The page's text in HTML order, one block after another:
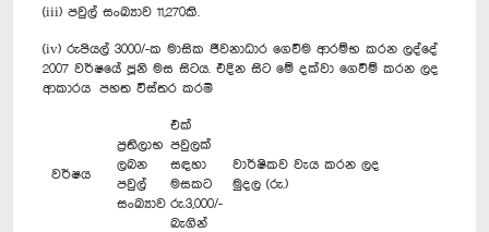
(iii) පවුල් සංඛ්‍යාව 11,270කි.
(iv) රුපියල් 3000/-ක මාසික ජීවනාධාර ගෙවීම ආරම්භ කරන ලද්දේ
2007 වර්ෂයේ ජූනි මස සිටය. එදින සිට මේ දක්වා ගෙවීම් කරන ලද
ආකාරය පහත විස්තර කරමි
වර්ෂය
ප්‍රතිලාභ
ලබන
පවුල්
සංඛ්‍යාව
එක්
පවුලක්
සඳහා
මසකට
රු.3,000/-
බැගින්
වාර්ෂිකව වැය කරන ලද
මුදල (රු.)